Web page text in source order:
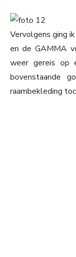
Vervolgens ging
en de GAMMA
weer gereis op
bovenstaande
raambekleding